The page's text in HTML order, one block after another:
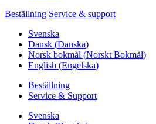
Beställning Service & support
Svenska
Dansk (Danska)
Norsk bokmål (Norskt Bokmål)
English (Engelska)
Beställning
Service & Support
Svenska